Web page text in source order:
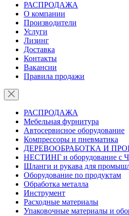
РАСПРОДАЖА
О компании
Производители
Услуги
Лизинг
Доставка
Контакты
Вакансии
Правила продажи
РАСПРОДАЖА
Мебельная фурнитура
Автосервисное оборудование
Компрессоры и пневматика
ДЕРЕВООБРАБОТКА И
НЕСТИНГ и оборудование с
Шланги и рукава для
Оборудование по продуктам
Обработка металла
Инструмент
Расходные материалы
Упаковочные материалы и